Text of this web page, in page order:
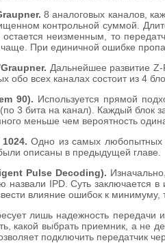
8 аналоговых каналов,
контрольной суммой.
остается неизменным, то
чаще. При единичной ошибке
Дальнейшее развитие
обо всех каналах состоит из 4
90). Используется прямой
3 бита на канал). Каждый
меньше чем вероятность
Одно из самых любопытных
описаны в предыдущей главе.
Pulse Decoding).
назвали IPD. Суть заключается
влияние ошибок к минимуму,
лишь надежность
какой выбрать приемник, а не
подключить передатчик